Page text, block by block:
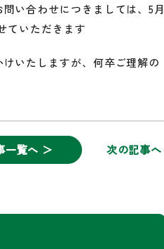
い合わせにつきましては、5
ていただきます
いたしますが、何卒ご理解の
一覧へ ＞ 次の記事